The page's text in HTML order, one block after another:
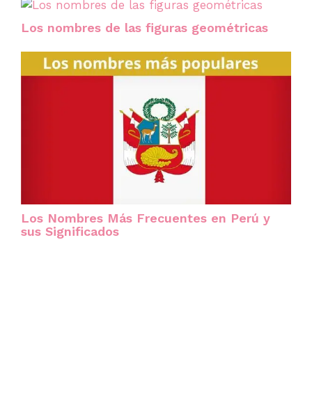
Los nombres de las figuras geométricas
Los Nombres Más Frecuentes en Perú y
sus Significados